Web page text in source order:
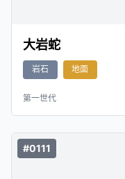
大岩蛇
岩石 地面
第一世代
#0111